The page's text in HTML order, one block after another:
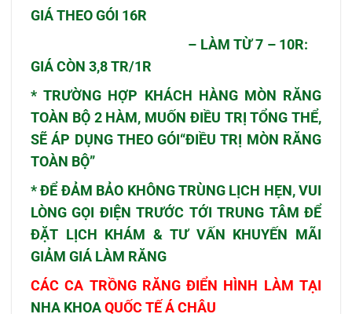
GIÁ THEO GÓI 16R
– LÀM TỪ 7 – 10R:
GIÁ CÒN 3,8 TR/1R
* TRƯỜNG HỢP KHÁCH HÀNG MÒN RĂNG
TOÀN BỘ 2 HÀM, MUỐN ĐIỀU TRỊ TỔNG THỂ,
SẼ ÁP DỤNG THEO GÓI“ĐIỀU TRỊ MÒN RĂNG
TOÀN BỘ”
* ĐỂ ĐẢM BẢO KHÔNG TRÙNG LỊCH HẸN, VUI
LÒNG GỌI ĐIỆN TRƯỚC TỚI TRUNG TÂM ĐỂ
ĐẶT LỊCH KHÁM & TƯ VẤN KHUYẾN MÃI
GIẢM GIÁ LÀM RĂNG
CÁC CA TRỒNG RĂNGĐIỂN HÌNH LÀM TẠI
NHA KHOAQUỐC TẾ Á CHÂU